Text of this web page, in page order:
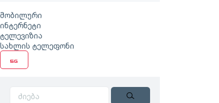
მობილური
ინტერნეტი
ტელევიზია
სახლის ტელეფონი